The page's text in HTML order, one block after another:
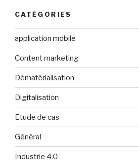
CATÉGORIES
application mobile
Content marketing
Dématérialisation
Digitalisation
Etude de cas
Général
Industrie 4.0